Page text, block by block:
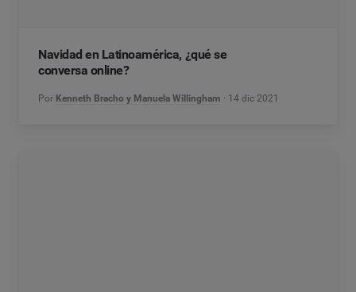
Navidad en Latinoamérica, ¿qué se
conversa online?
Por Kenneth Bracho y Manuela Willingham 14 dic 2021